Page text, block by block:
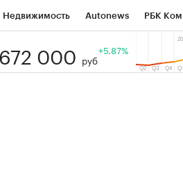
Недвижимость Autonews РБК
Тренды
000 руб
+5.87%